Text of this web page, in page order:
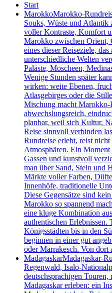
Start
MarokkoMarokko-
Souks, Wüste und Atlantik
voller Kontraste, Komfort
Marokko zwischen Orient,
eines dieser Reiseziele,
unterschiedliche Welten
Paläste, Moscheen,
Wenige Stunden später
wirken: weite Ebenen,
Atlasgebirges oder die
Mischung macht Marokko-
abwechslungsreich,
planbar, weil sich Kultur,
Reise sinnvoll verbinden
Rundreise erlebt, reist
Atmosphären. Ein Moment
Gassen und kunstvoll
man über Sand, Stein und
Märkte voller Farben,
Innenhöfe, traditionelle
Diese Gegensätze sind
Marokko so spannend
eine kluge Kombination
authentischen Erlebnissen.
Königsstädten bis in den
beginnen in einer gut
oder Marrakesch. Von
MadagaskarMadagaskar-
Regenwald, Isalo-
deutschsprachigen
Madagaskar erleben: ein